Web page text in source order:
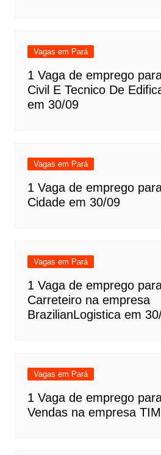
Vagas em Pará
1 Vaga de emprego
Civil E Tecnico De
em 30/09
Vagas em Pará
1 Vaga de emprego
Cidade em 30/09
Vagas em Pará
1 Vaga de emprego
Carreteiro na empresa
BrazilianLogistica em
Vagas em Pará
1 Vaga de emprego
Vendas na empresa